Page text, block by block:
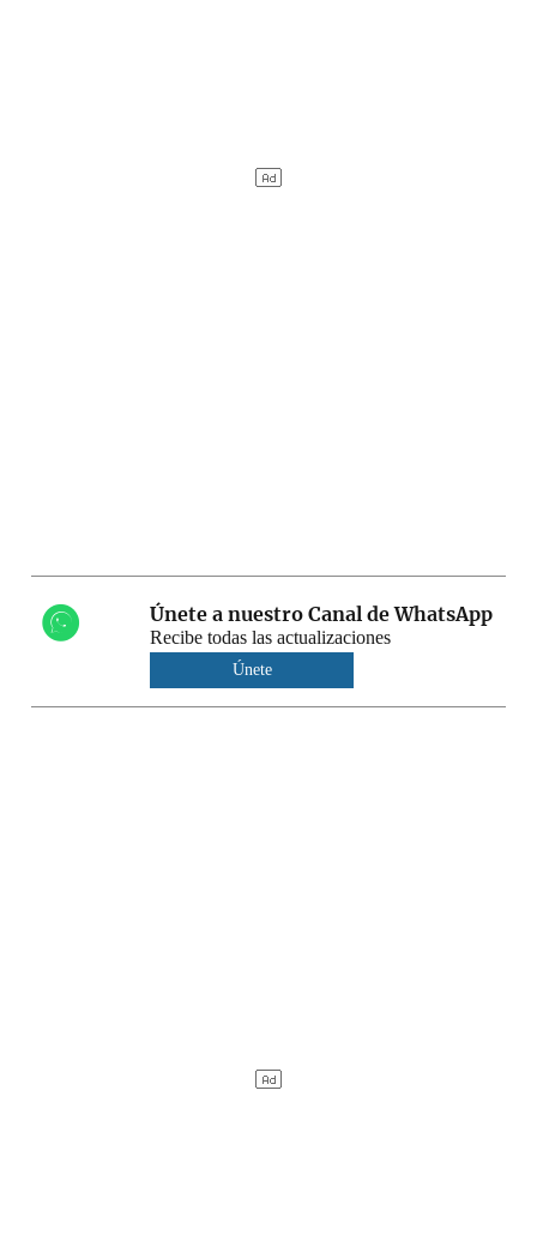
Únete a nuestro Canal de WhatsApp
Recibe todas las actualizaciones
Únete